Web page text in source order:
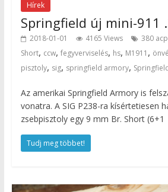
Hírek
Springfield új mini-911
2018-01-01 4165 Views 380 acp
Short, ccw, fegyverviselés, hs, M1911 ,
pisztoly, sig, springfield armory,
Az amerikai Springfield Armory is
vonatra. A SIG P238-ra kísértetiesen
zsebpisztoly egy 9 mm Br. Short (6+1
Tudj meg többet!